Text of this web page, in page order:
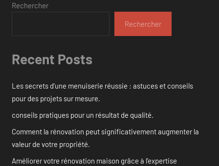
Rechercher
Rechercher
Recent Posts
Les secrets d’une menuiserie réussie : astuces et conseils
pour des projets sur mesure.
conseils pratiques pour un résultat de qualité.
Comment la rénovation peut significativement augmenter la
valeur de votre propriété.
Améliorer votre rénovation maison grâce à l’expertise